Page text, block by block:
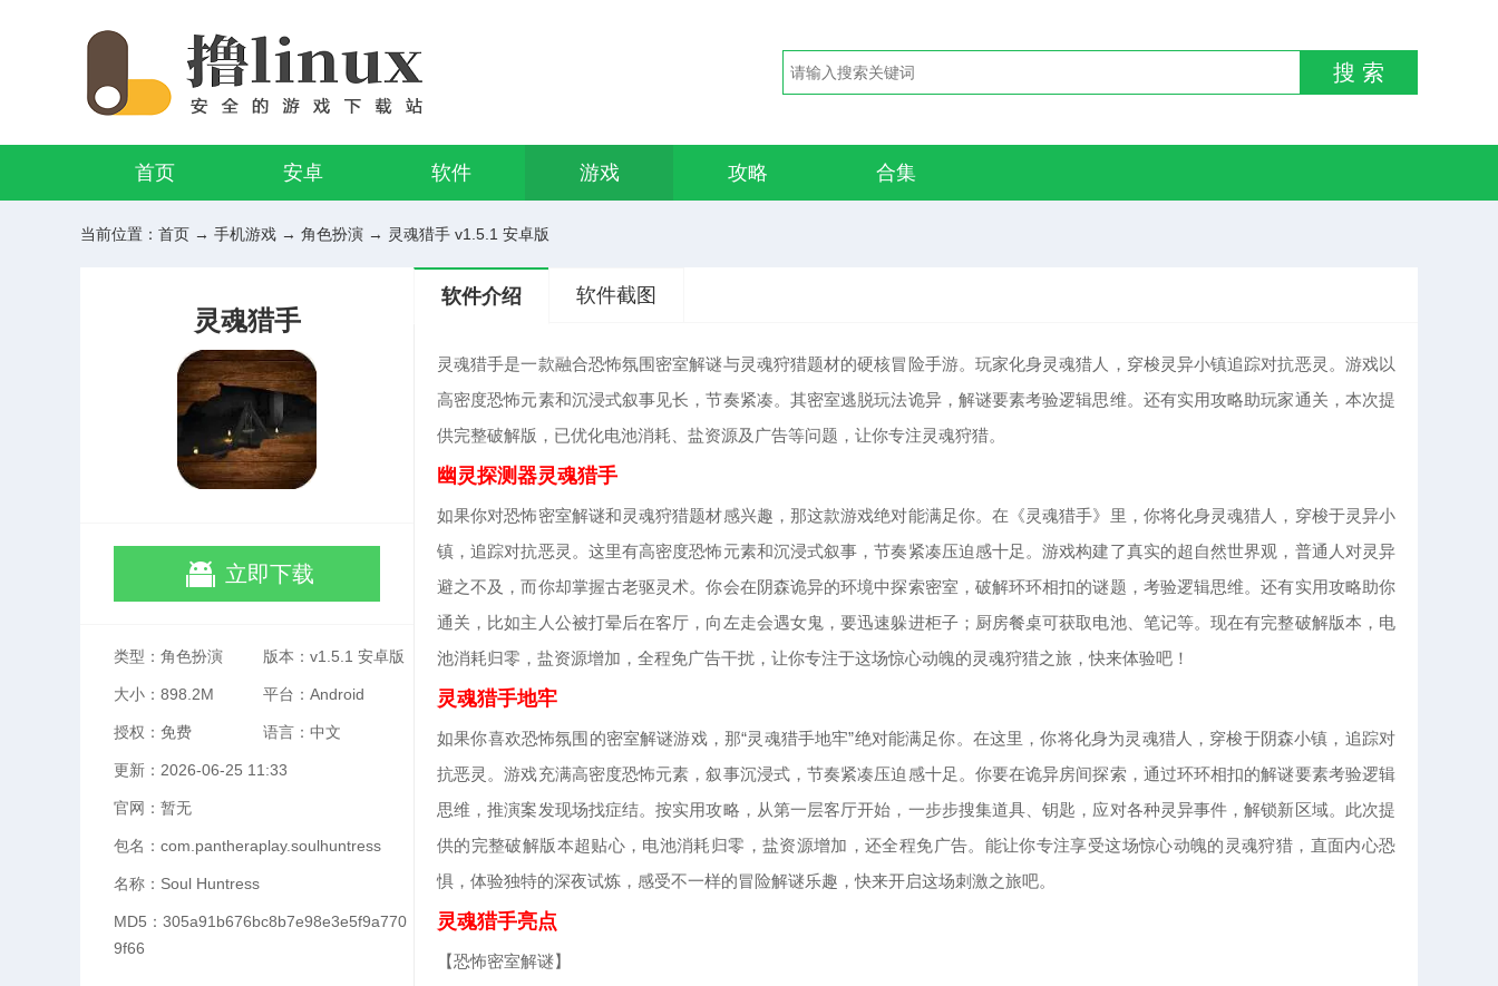
搜 索
首页 安卓 软件 游戏 攻略 合集
当前位置： 首页 → 手机游戏 → 角色扮演 → 灵魂猎手 v1.5.1 安卓版
灵魂猎手
立即下载
类型：角色扮演 版本：v1.5.1 安卓版
大小：898.2M 平台：Android
授权：免费 语言：中文
更新：2026-06-25 11:33
官网：暂无
包名：com.pantheraplay.soulhuntress
名称：Soul Huntress
MD5：305a91b676bc8b7e98e3e5f9a770
9f66
软件介绍 软件截图
灵魂猎手是一款融合恐怖氛围密室解谜与灵魂狩猎题材的硬核冒险手游。玩家化身灵魂猎人，穿梭灵异小镇追踪对抗恶灵。游戏以
高密度恐怖元素和沉浸式叙事见长，节奏紧凑。其密室逃脱玩法诡异，解谜要素考验逻辑思维。还有实用攻略助玩家通关，本次提
供完整破解版，已优化电池消耗、盐资源及广告等问题，让你专注灵魂狩猎。
幽灵探测器灵魂猎手
如果你对恐怖密室解谜和灵魂狩猎题材感兴趣，那这款游戏绝对能满足你。在《灵魂猎手》里，你将化身灵魂猎人，穿梭于灵异小
镇，追踪对抗恶灵。这里有高密度恐怖元素和沉浸式叙事，节奏紧凑压迫感十足。游戏构建了真实的超自然世界观，普通人对灵异
避之不及，而你却掌握古老驱灵术。你会在阴森诡异的环境中探索密室，破解环环相扣的谜题，考验逻辑思维。还有实用攻略助你
通关，比如主人公被打晕后在客厅，向左走会遇女鬼，要迅速躲进柜子；厨房餐桌可获取电池、笔记等。现在有完整破解版本，电
池消耗归零，盐资源增加，全程免广告干扰，让你专注于这场惊心动魄的灵魂狩猎之旅，快来体验吧！
灵魂猎手地牢
如果你喜欢恐怖氛围的密室解谜游戏，那“灵魂猎手地牢”绝对能满足你。在这里，你将化身为灵魂猎人，穿梭于阴森小镇，追踪对
抗恶灵。游戏充满高密度恐怖元素，叙事沉浸式，节奏紧凑压迫感十足。你要在诡异房间探索，通过环环相扣的解谜要素考验逻辑
思维，推演案发现场找症结。按实用攻略，从第一层客厅开始，一步步搜集道具、钥匙，应对各种灵异事件，解锁新区域。此次提
供的完整破解版本超贴心，电池消耗归零，盐资源增加，还全程免广告。能让你专注享受这场惊心动魄的灵魂狩猎，直面内心恐
惧，体验独特的深夜试炼，感受不一样的冒险解谜乐趣，快来开启这场刺激之旅吧。
灵魂猎手亮点
【恐怖密室解谜】